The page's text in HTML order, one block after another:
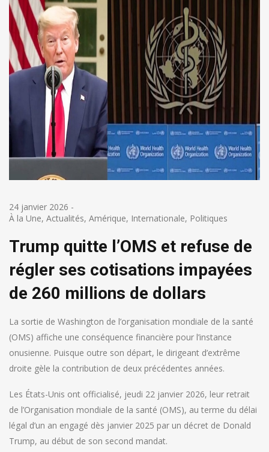
24 janvier 2026 -
À la Une, Actualités, Amérique, Internationale, Politiques
Trump quitte l’OMS et refuse de
régler ses cotisations impayées
de 260 millions de dollars
La sortie de Washington de l’organisation mondiale de la santé
(OMS) affiche une conséquence financière pour l’instance
onusienne. Puisque outre son départ, le dirigeant d’extrême
droite gèle la contribution de deux précédentes années.
Les États-Unis ont officialisé, jeudi 22 janvier 2026, leur retrait
de l’Organisation mondiale de la santé (OMS), au terme du délai
légal d’un an engagé dès janvier 2025 par un décret de Donald
Trump, au début de son second mandat.